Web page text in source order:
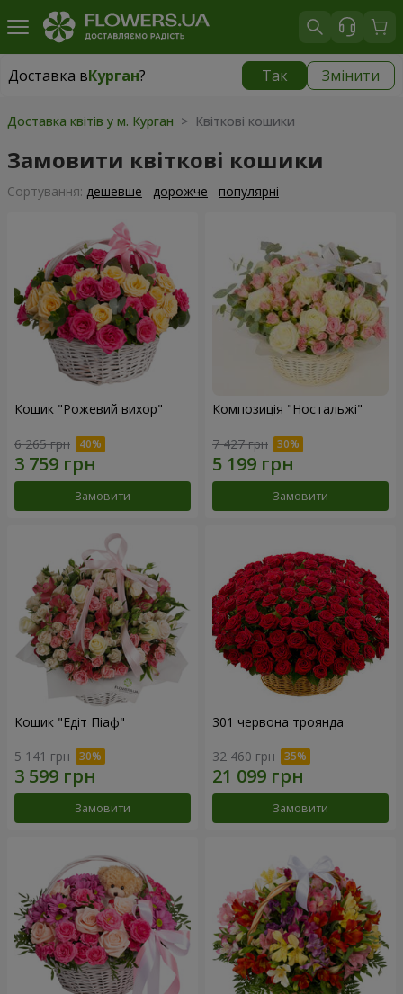
Доставка вКурган? Так Змінити
Доставка вКурган|
Доставка квітів у м. Курган > Квіткові кошики
Замовити квіткові кошики
Сортування: дешевше дорожче популярні
Кошик "Рожевий вихор"
6 265 грн
Замовити
Композиція "Ностальжі"
7 427 грн
Замовити
Кошик "Едіт Піаф"
5 141 грн
Замовити
301 червона троянда
32 460 грн
Замовити